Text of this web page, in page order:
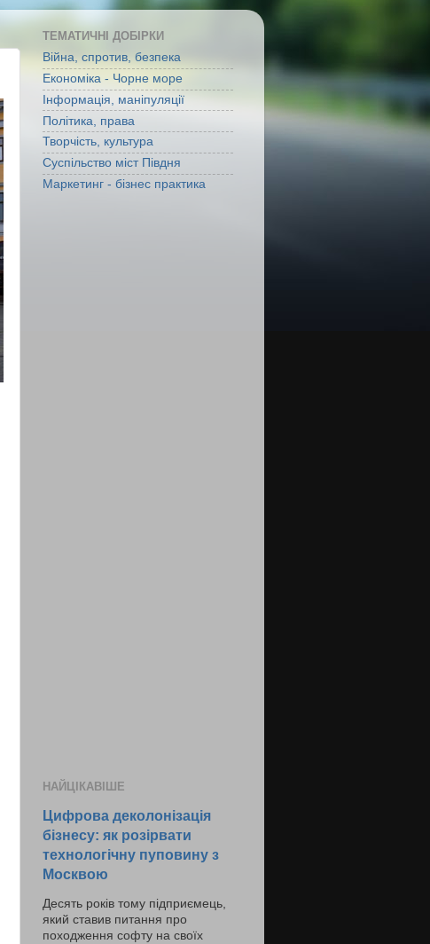
ТЕМАТИЧНІ ДОБІРКИ
Війна, спротив, безпека
Економіка - Чорне море
Інформація, маніпуляції
Політика, права
Творчість, культура
Суспільство міст Півдня
Маркетинг - бізнес практика
НАЙЦІКАВІШЕ
Цифрова деколонізація
бізнесу: як розірвати
технологічну пуповину з
Москвою
Десять років тому підприємець,
який ставив питання про
походження софту на своїх